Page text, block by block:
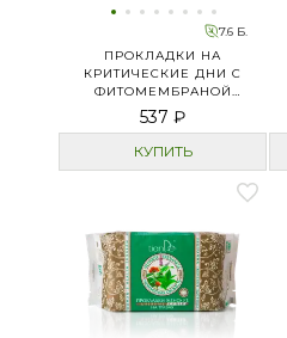
7.6 Б.
ПРОКЛАДКИ НА
КРИТИЧЕСКИЕ ДНИ С
ФИТОМЕМБРАНОЙ
«ЭНЕРГИИ ТРАВ»
537 ₽
КУПИТЬ